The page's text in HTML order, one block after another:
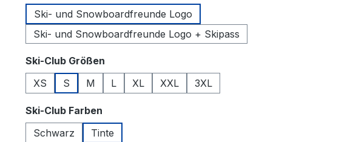
Ski- und Snowboardfreunde Logo
Ski- und Snowboardfreunde Logo + Skipass
Ski-Club Größen
XS
S M L XL XXL 3XL
Ski-Club Farben
Schwarz
Tinte